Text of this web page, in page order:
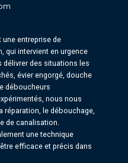
entreprise de
qui intervient en urgence
délivrer des situations les
évier engorgé, douche
déboucheurs
nous nous
réparation, le débouchage,
de canalisation.
une technique
efficace et précis dans